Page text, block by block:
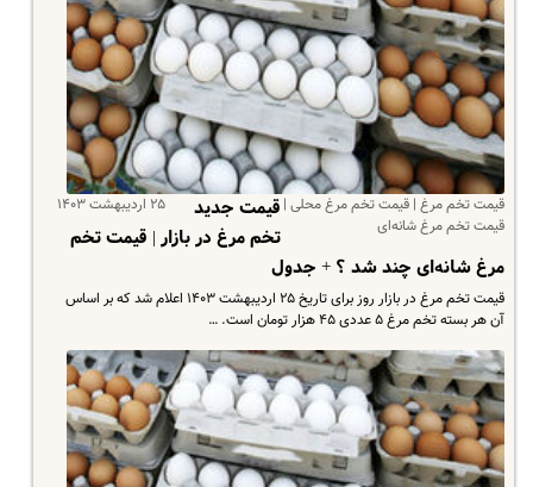
قیمت تخم مرغ | قیمت تخم مرغ محلی |
قیمت تخم مرغ شانه‌ای
۲۵ اردیبهشت ۱۴۰۳
قیمت جدید
تخم مرغ در بازار | قیمت تخم
مرغ شانه‌ای چند شد ؟ + جدول
قیمت تخم مرغ در بازار روز برای تاریخ ۲۵ اردیبهشت ۱۴۰۳ اعلام شد که بر اساس
آن هر بسته تخم مرغ ۵ عددی ۴۵ هزار تومان است. …